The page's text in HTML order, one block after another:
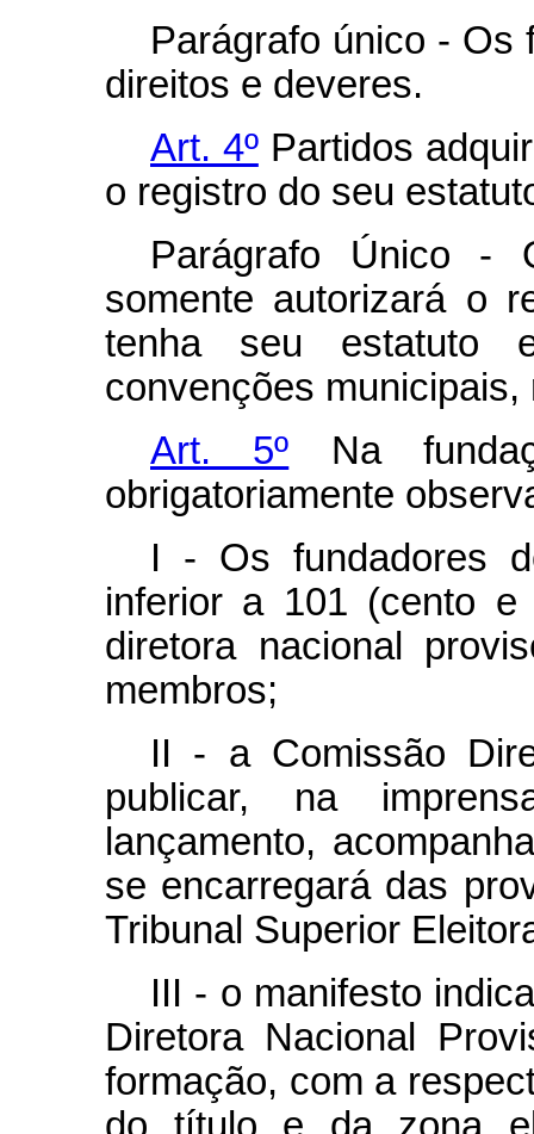
Parágrafo único - Os
direitos e deveres.
Art. 4ºPartidos
o registro do seu
Parágrafo Único -
somente autorizará o
tenha seu estatuto
convenções
Art. 5º Na
obrigatoriamente
I - Os fundadores
inferior a 101 (cento e
diretora nacional
membros;
II - a Comissão
publicar, na
lançamento,
se encarregará das
Tribunal Superior
III - o manifesto
Diretora Nacional
formação, com a